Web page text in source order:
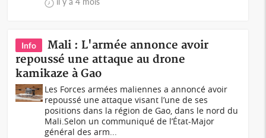
Info
Mali : L'armée annonce avoir
repoussé une attaque au drone
kamikaze à Gao
Les Forces armées maliennes a annoncé avoir
repoussé une attaque visant l’une de ses
positions dans la région de Gao, dans le nord du
Mali.Selon un communiqué de l’État-Major
général des arm...